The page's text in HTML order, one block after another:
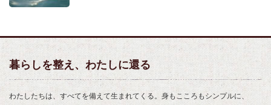
暮らしを整え、わたしに還る
わたしたちは、すべてを備えて生まれてくる。身もこころもシンプルに、